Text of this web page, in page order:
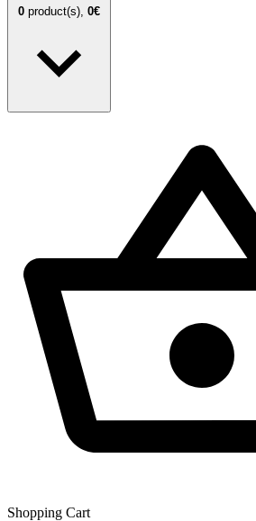
0 product(s), 0€
Shopping Сart